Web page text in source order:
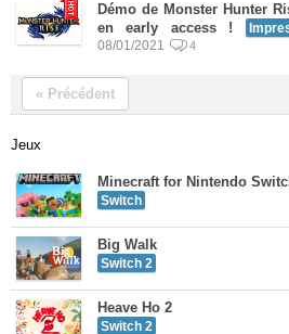
Démo de Monster Hunter
en early access !
08/01/2021
4
« Précédent
Jeux
Minecraft for Nintendo
Switch
Big Walk
Switch 2
Heave Ho 2
Switch 2